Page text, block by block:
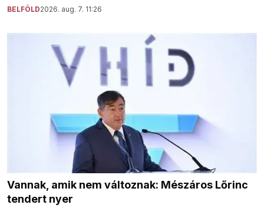
BELFÖLD2026. aug. 7. 11:26
Vannak, amik nem változnak: Mészáros Lőrinc
tendert nyer